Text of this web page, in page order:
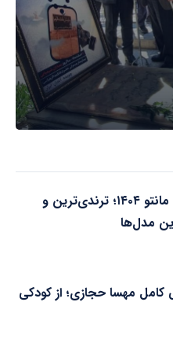
۱۵ مدل مانتو ۱۴۰۴؛ ترندی‌ترین و
مدل‌ها
کامل مهسا حجازی؛ از کودکی